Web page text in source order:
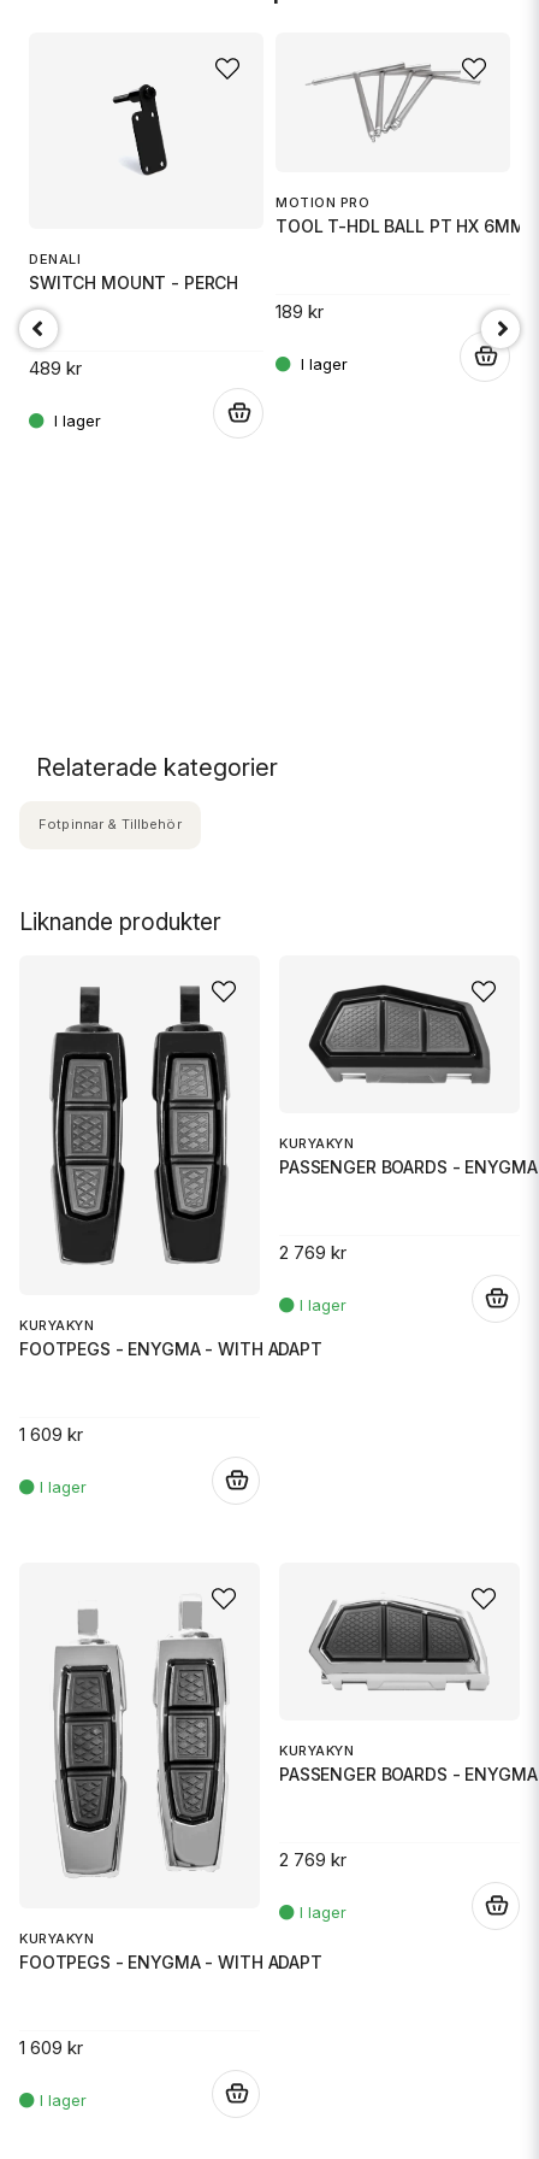
DENALI
SWITCH MOUNT - PERCH
489 kr
MOTION PRO
TOOL T-HDL BALL PT HX 6MM
189 kr
.
Liknande produkter
KURYAKYN
FOOTPEGS - ENYGMA - WITH ADAPT
1 609 kr
KURYAKYN
PASSENGER BOARDS -
2 769 kr
KURYAKYN
FOOTPEGS - ENYGMA - WITH ADAPT
1 609 kr
KURYAKYN
PASSENGER BOARDS -
2 769 kr
Relaterade kategorier
Fotpinnar & Tillbehör